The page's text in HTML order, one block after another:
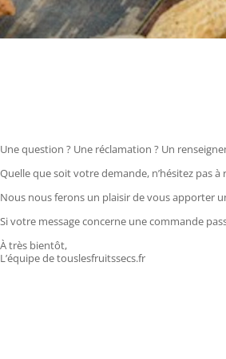
Une question ? Une réclamation ? Un
Quelle que soit votre demande, n’hésitez pas
Nous nous ferons un plaisir de vous apporter
Si votre message concerne une commande
À très bientôt,
L’équipe de touslesfruitssecs.fr